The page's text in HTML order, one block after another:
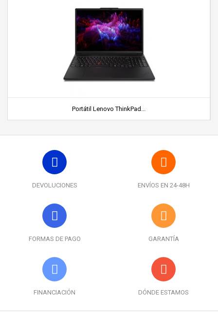
Portátil Lenovo ThinkPad...
DEVOLUCIONES ENVÍOS EN 24-48H
FORMAS DE PAGO GARANTÍA
FINANCIACIÓN DÓNDE ESTAMOS